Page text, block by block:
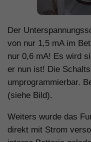
Der
von nur 1,5 mA im
nur 0,6 mA! Es wird
er nun ist! Die
umprogrammierbar.
(siehe Bild).
Weiters wurde das
direkt mit Strom